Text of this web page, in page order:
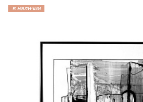
в наличии